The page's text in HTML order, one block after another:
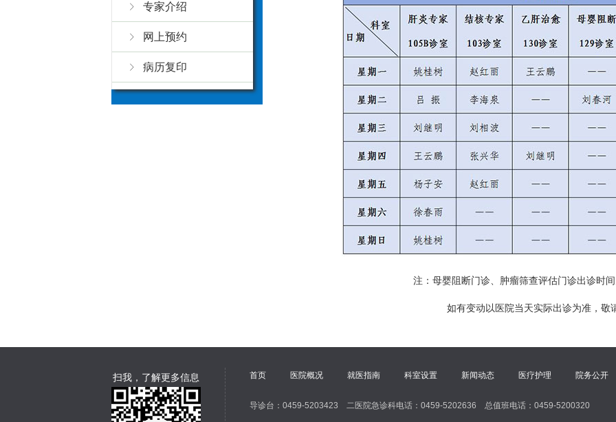
专家介绍
网上预约
病历复印
注：母婴阻断门诊、肿瘤筛查评估门诊出诊时
如有变动以医院当天实际出诊为准，敬
扫我，了解更多信息 首页 医院概况 就医指南 科室设置 新闻动态 医疗护理 院务公开
导诊台：0459-5203423 二医院急诊科电话：0459-5202636 总值班电话：0459-5200320